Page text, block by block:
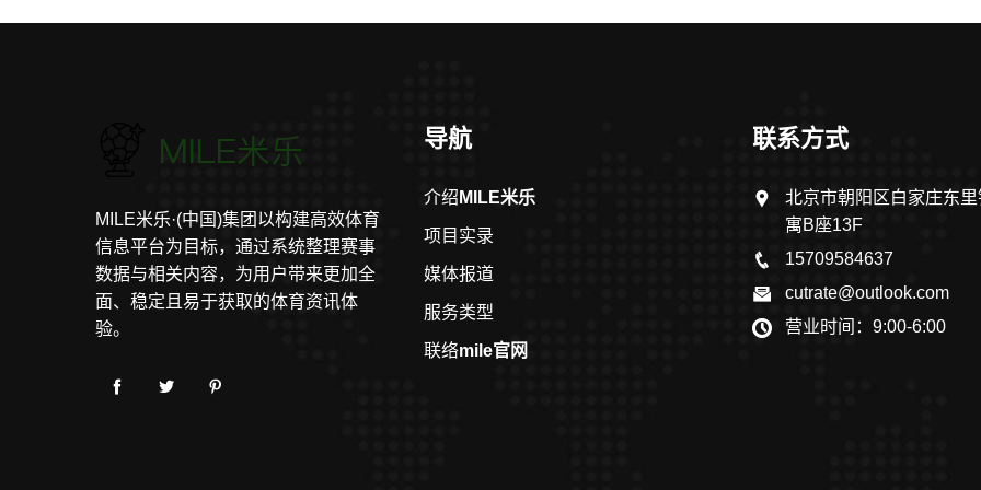
MILE米乐·(中国)集团以构建高效体育
信息平台为目标，通过系统整理赛事
数据与相关内容，为用户带来更加全
面、稳定且易于获取的体育资讯体
验。
导航
介绍 MILE米乐
项目实录
媒体报道
服务类型
联络mile官网
联系方式
北京市朝阳区白家庄东
寓B座13F
15709584637
cutrate@outlook.com
营业时间：9:00-6:00